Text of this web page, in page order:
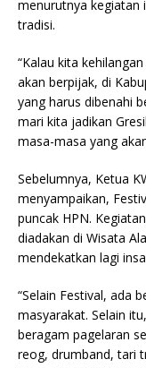
menurutnya kegiatan
tradisi.
“Kalau kita
akan berpijak, di
yang harus dibenahi
mari kita jadikan
masa-masa yang
Sebelumnya, Ketua
menyampaikan,
puncak HPN.
diadakan di Wisata
mendekatkan lagi
“Selain Festival, ada
masyarakat. Selain
beragam pagelaran
reog, drumband, tari